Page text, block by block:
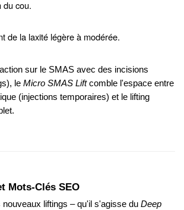
du cou.
de la laxité légère à modérée.
sur le SMAS avec des incisions
le Micro SMAS Liftcomble l'espace entre
(injections temporaires) et le lifting
Mots-Clés SEO
liftings – qu'il s'agisse du Deep